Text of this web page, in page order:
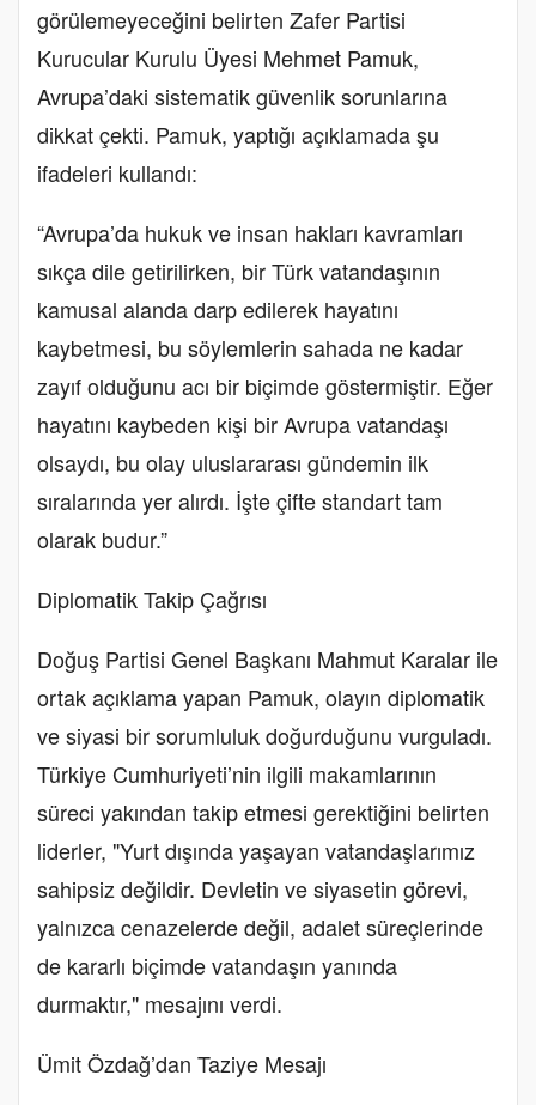
görülemeyeceğini belirten Zafer Partisi
Kurucular Kurulu Üyesi Mehmet Pamuk,
Avrupa’daki sistematik güvenlik sorunlarına
dikkat çekti. Pamuk, yaptığı açıklamada şu
ifadeleri kullandı:
“Avrupa’da hukuk ve insan hakları kavramları
sıkça dile getirilirken, bir Türk vatandaşının
kamusal alanda darp edilerek hayatını
kaybetmesi, bu söylemlerin sahada ne kadar
zayıf olduğunu acı bir biçimde göstermiştir. Eğer
hayatını kaybeden kişi bir Avrupa vatandaşı
olsaydı, bu olay uluslararası gündemin ilk
sıralarında yer alırdı. İşte çifte standart tam
olarak budur.”
Diplomatik Takip Çağrısı
Doğuş Partisi Genel Başkanı Mahmut Karalar ile
ortak açıklama yapan Pamuk, olayın diplomatik
ve siyasi bir sorumluluk doğurduğunu vurguladı.
Türkiye Cumhuriyeti’nin ilgili makamlarının
süreci yakından takip etmesi gerektiğini belirten
liderler, "Yurt dışında yaşayan vatandaşlarımız
sahipsiz değildir. Devletin ve siyasetin görevi,
yalnızca cenazelerde değil, adalet süreçlerinde
de kararlı biçimde vatandaşın yanında
durmaktır," mesajını verdi.
Ümit Özdağ’dan Taziye Mesajı